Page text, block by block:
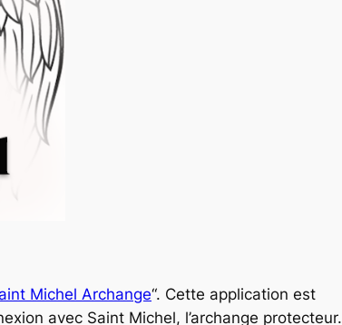
Michel Archange“. Cette application est
avec Saint Michel, l’archange protecteur.